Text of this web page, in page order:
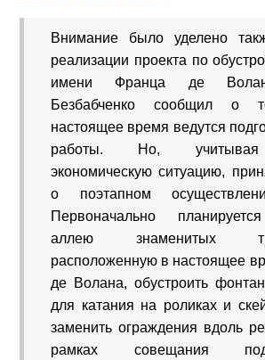
Внимание было уделено
реализации проекта по
имени Франца де
Безбабченко сообщил о
настоящее время ведутся
работы. Но,
экономическую ситуацию,
о поэтапном
Первоначально
аллею знаменитых
расположенную в настоящее
де Волана, обустроить
для катания на роликах и
заменить ограждения вдоль
рамках совещания